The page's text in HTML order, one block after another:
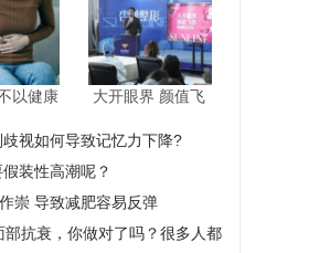
以健康 大开眼界 颜值飞
视如何导致记忆力下降?
装性高潮呢？
崇 导致减肥容易反弹
部抗衰，你做对了吗？很多人都